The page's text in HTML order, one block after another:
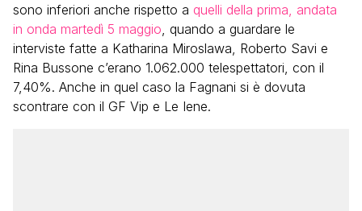
sono inferiori anche rispetto a quelli della prima, andata
in onda martedì 5 maggio, quando a guardare le
interviste fatte a Katharina Miroslawa, Roberto Savi e
Rina Bussone c’erano 1.062.000 telespettatori, con il
7,40%. Anche in quel caso la Fagnani si è dovuta
scontrare con il GF Vip e Le Iene.